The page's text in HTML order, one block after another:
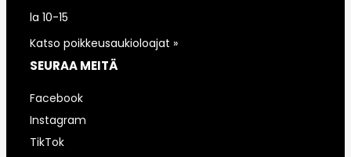
la 10-15
Katso poikkeusaukioloajat »
SEURAA MEITÄ
Facebook
Instagram
TikTok